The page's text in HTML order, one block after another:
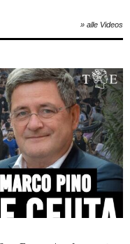
» alle Videos